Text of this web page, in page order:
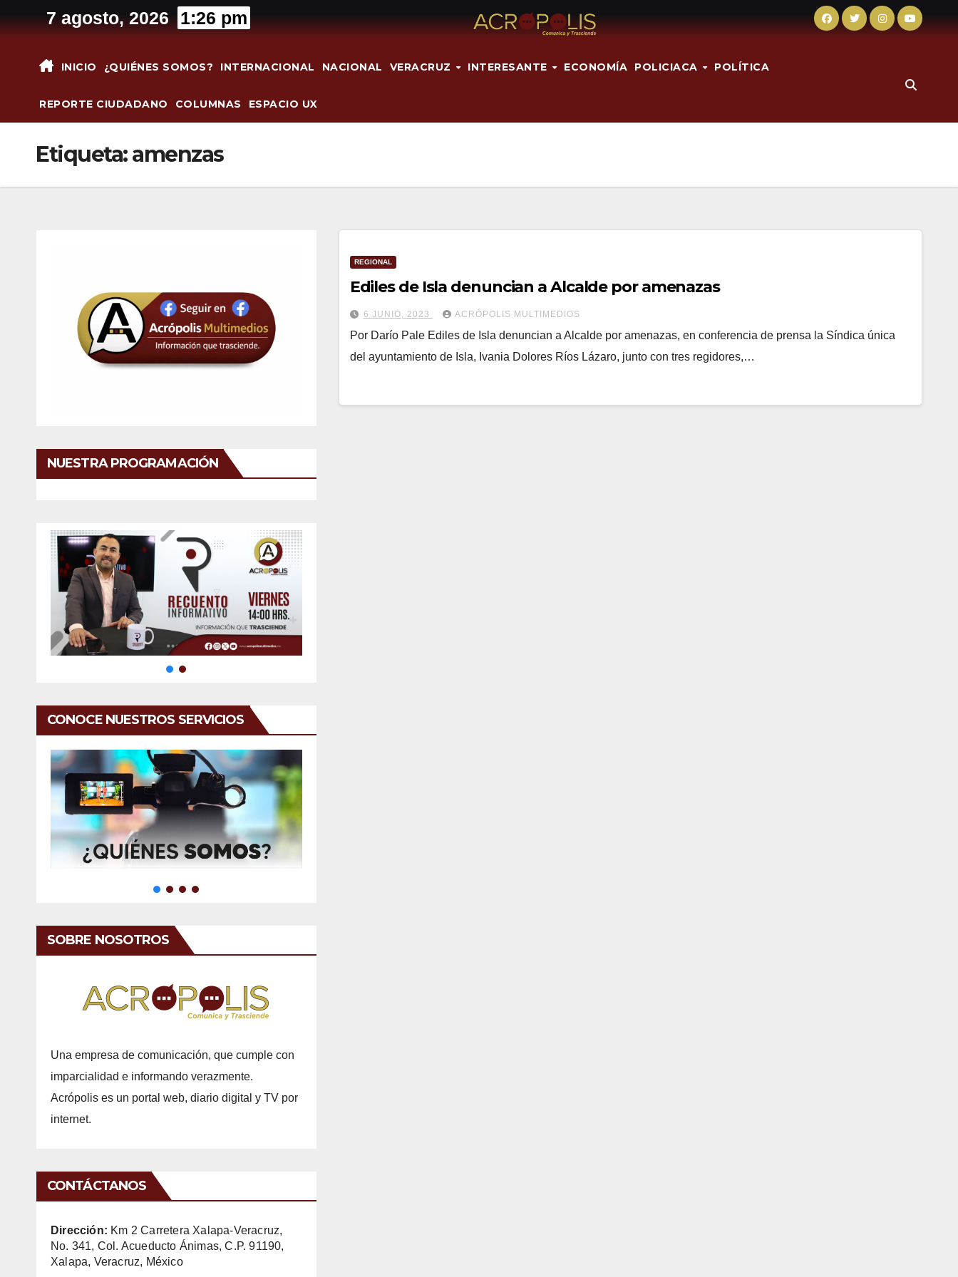
al
7 agosto, 2026 1:26 pm
INICIO ¿QUIÉNES SOMOS? INTERNACIONAL NACIONAL VERACRUZ INTERESANTE ECONOMÍA POLICIACA POLÍTICA
REPORTE CIUDADANO COLUMNAS ESPACIO UX
Etiqueta:amenzas
NUESTRA PROGRAMACIÓN
CONOCE NUESTROS SERVICIOS
SOBRE NOSOTROS
Una empresa de comunicación, que cumple con
imparcialidad e informando verazmente.
Acrópolis es un portal web, diario digital y TV por
internet.
CONTÁCTANOS
Dirección: Km 2 Carretera Xalapa-Veracruz,
No. 341, Col. Acueducto Ánimas, C.P. 91190,
Xalapa, Veracruz, México
REGIONAL
Ediles de Isla denuncian a Alcalde por amenazas
6 JUNIO, 2023 ACRÓPOLIS MULTIMEDIOS
Por Darío Pale Ediles de Isla denuncian a Alcalde por amenazas, en conferencia de prensa la Síndica única
del ayuntamiento de Isla, Ivania Dolores Ríos Lázaro, junto con tres regidores,…